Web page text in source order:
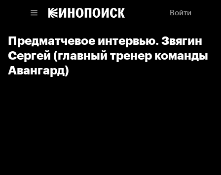
Войти
Предматчевое интервью. Звягин
Сергей (главный тренер команды
Авангард)